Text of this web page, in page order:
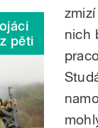
pěti
nich